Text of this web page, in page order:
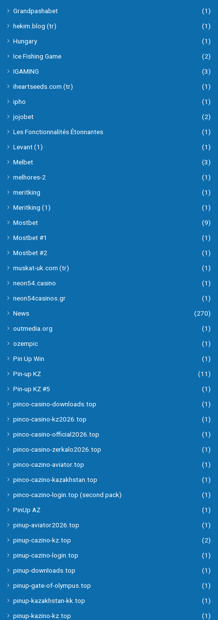
Grandpashabet
(1)
hekim.blog (tr)
(1)
Hungary
(1)
Ice Fishing Game
(2)
IGAMING
(3)
iheartseeds.com (tr)
(1)
ipho
(1)
jojobet
(2)
Les Fonctionnalités Étonnantes
(1)
Levant (1)
(1)
Melbet
(3)
melhores-2
(1)
meritking
(1)
Meritking (1)
(1)
Mostbet
(9)
Mostbet #1
(1)
Mostbet #2
(1)
muskat-uk.com (tr)
(1)
neon54.casino
(1)
neon54casinos.gr
(1)
News
(270)
outmedia.org
(1)
ozempic
(1)
Pin Up Win
(1)
Pin-up KZ
(11)
Pin-up KZ #5
(1)
pinco-casino-downloads.top
(1)
pinco-casino-kz2026.top
(1)
pinco-casino-official2026.top
(1)
pinco-casino-zerkalo2026.top
(1)
pinco-cazino-aviator.top
(1)
pinco-cazino-kazakhstan.top
(1)
pinco-cazino-login.top (second pack)
(1)
PinUp AZ
(1)
pinup-aviator2026.top
(1)
pinup-cazino-kz.top
(2)
pinup-cazino-login.top
(1)
pinup-downloads.top
(1)
pinup-gate-of-olympus.top
(1)
pinup-kazakhstan-kk.top
(1)
pinup-kazino-kz.top
(1)